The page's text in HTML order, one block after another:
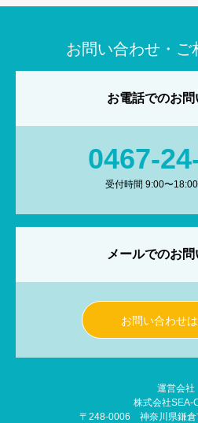
お問い合わせ・ご
お電話でのお
0467-
受付時間 9:00〜
メールでのお
お問い合わせ
運営会社
株式会社SEA-
〒248-0006 神奈川県鎌倉